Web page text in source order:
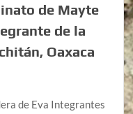
de Mayte
de la
Oaxaca
de Eva Integrantes